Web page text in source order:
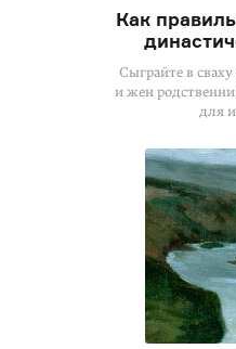
Как
Сыграйте в
и жен
для